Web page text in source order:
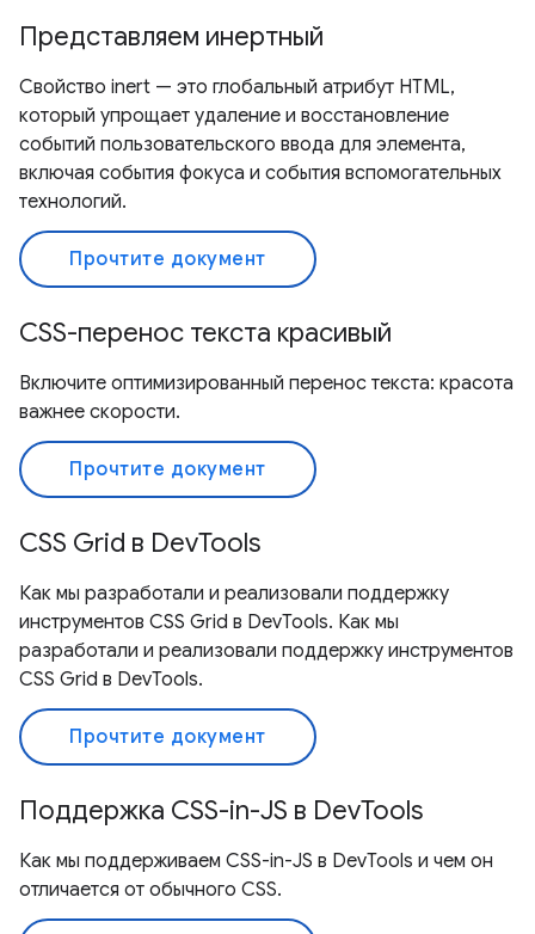
Представляем инертный
Свойство inert — это глобальный атрибут HTML,
который упрощает удаление и восстановление
событий пользовательского ввода для элемента,
включая события фокуса и события вспомогательных
технологий.
Прочтите документ
CSS-перенос текста красивый
Включите оптимизированный перенос текста: красота
важнее скорости.
Прочтите документ
CSS Grid в DevTools
Как мы разработали и реализовали поддержку
инструментов CSS Grid в DevTools. Как мы
разработали и реализовали поддержку инструментов
CSS Grid в DevTools.
Прочтите документ
Поддержка CSS-in-JS в DevTools
Как мы поддерживаем CSS-in-JS в DevTools и чем он
отличается от обычного CSS.